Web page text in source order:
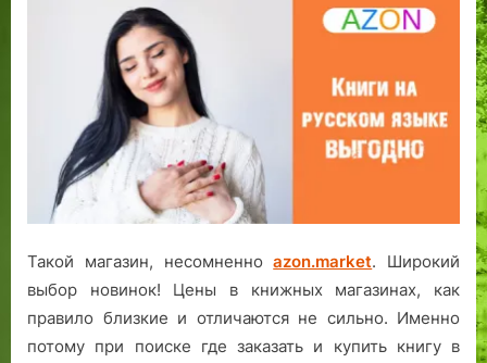
Такой магазин, несомненноazon.market. Широкий
выбор новинок! Цены в книжных магазинах, как
правило близкие и отличаются не сильно. Именно
потому при поиске где заказать и купить книгу в